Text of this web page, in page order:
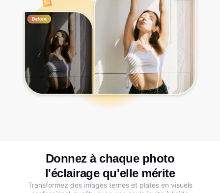
Donnez à chaque photo
l'éclairage qu'elle mérite
Transformez des images ternes et plates en visuels